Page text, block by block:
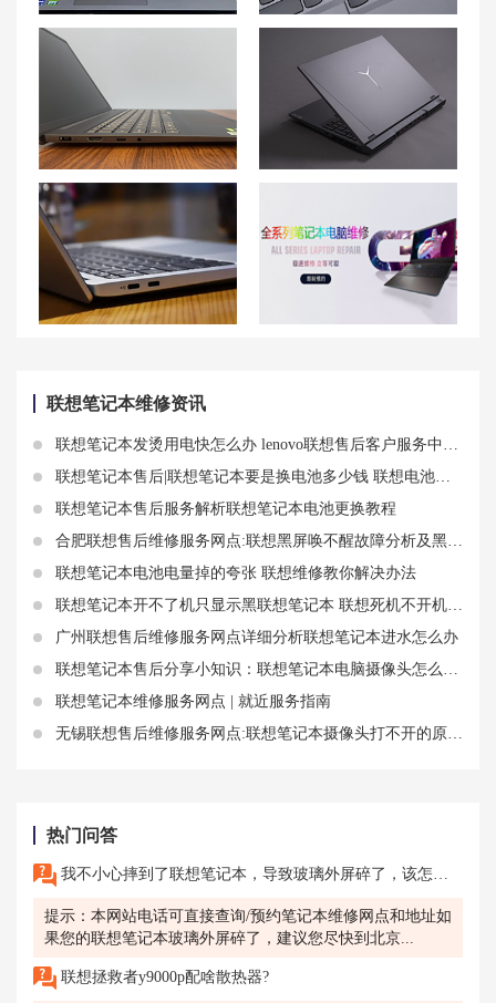
联想z370笔记本电池寿命到期，如何更换新电池？ 联想拯救者R9000P音量键没法用？联想拯救者键盘音量键按了为什么没反应的解决方法
联想小新Pro14发烫严重怎么办？ 联想拯救者 Y9000P蓝屏频繁的解决方法
联想笔记本维修资讯
联想笔记本发烫用电快怎么办 lenovo联想售后客户服务中心解析发烫原因
联想笔记本售后|联想笔记本要是换电池多少钱 联想电池价格分享
联想笔记本售后服务解析联想笔记本电池更换教程
合肥联想售后维修服务网点:联想黑屏唤不醒故障分析及黑屏唤醒知识
联想笔记本电池电量掉的夸张 联想维修教你解决办法
联想笔记本开不了机只显示黑联想笔记本 联想死机不开机操作解决方法
广州联想售后维修服务网点详细分析联想笔记本进水怎么办
联想笔记本售后分享小知识：联想笔记本电脑摄像头怎么开启
联想笔记本维修服务网点 | 就近服务指南
无锡联想售后维修服务网点:联想笔记本摄像头打不开的原因和解决方法
热门问答
我不小心摔到了联想笔记本，导致玻璃外屏碎了，该怎么办？
提示：本网站电话可直接查询/预约笔记本维修网点和地址如
果您的联想笔记本玻璃外屏碎了，建议您尽快到北京...
联想拯救者y9000p配啥散热器?